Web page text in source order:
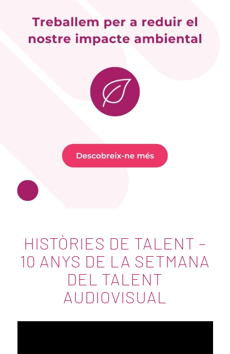
HISTÒRIES DE TALENT –
10 ANYS DE LA SETMANA
DEL TALENT
AUDIOVISUAL